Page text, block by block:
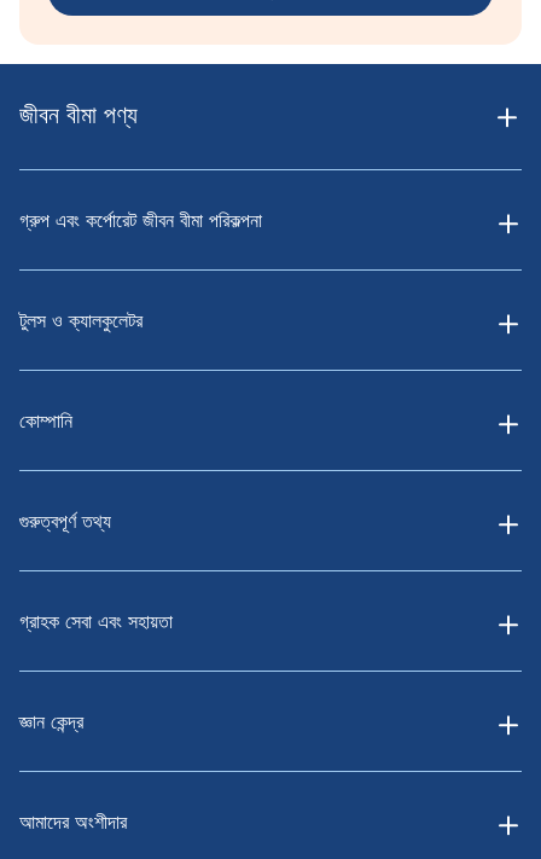
জীবন বীমা পণ্য
গ্রুপ এবং কর্পোরেট জীবন বীমা পরিকল্পনা
টুলস ও ক্যালকুলেটর
কোম্পানি
গুরুত্বপূর্ণ তথ্য
গ্রাহক সেবা এবং সহায়তা
জ্ঞান কেন্দ্র
আমাদের অংশীদার